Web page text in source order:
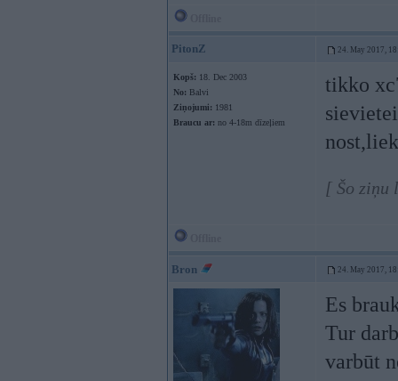
PitonZ 24. May 2017,
Kopš: 18. Dec 2003
No: Balvi
Ziņojumi: 1981
Braucu ar: no 4-18m dīzeļiem
tikko
[ Šo ziņu
Bron 24. May 2017,
Es
Tur
varbūt